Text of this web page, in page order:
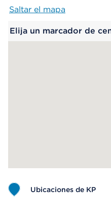
Saltar el mapa
Elija un marcador de
Ubicaciones de KP